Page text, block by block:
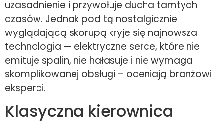
uzasadnienie i przywołuje ducha tamtych
czasów. Jednak pod tą nostalgicznie
wyglądającą skorupą kryje się najnowsza
technologia — elektryczne serce, które nie
emituje spalin, nie hałasuje i nie wymaga
skomplikowanej obsługi – oceniają branżowi
eksperci.
Klasyczna kierownica